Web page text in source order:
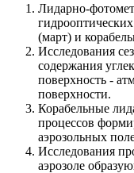
Лидарно-
(март) и
Исследования
содержания
поверхность -
поверхности.
Корабельные
процессов
аэрозольных
Исследования
аэрозоле